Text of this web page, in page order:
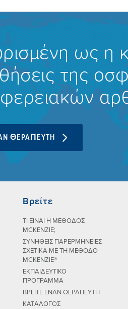
ως η
της
ΘEPAΠEYTH
Βρείτε
ΤΙ ΕIΝΑΙ Η ΜEΘΟΔΟΣ
MCKENZIE;
ΣΥΝHΘΕΙΣ ΠΑΡΕΡΜΗΝΕIΕΣ
ΣΧΕΤΙΚA ΜΕ ΤΗ ΜEΘΟΔΟ
MCKENZIE®
ΕΚΠΑΙΔΕΥΤΙΚΟ
ΠΡΟΓΡΑΜΜΑ
ΒΡΕΙΤΕ ΕΝΑΝ ΘΕΡΑΠΕΥΤΗ
ΚΑΤAΛΟΓΟΣ